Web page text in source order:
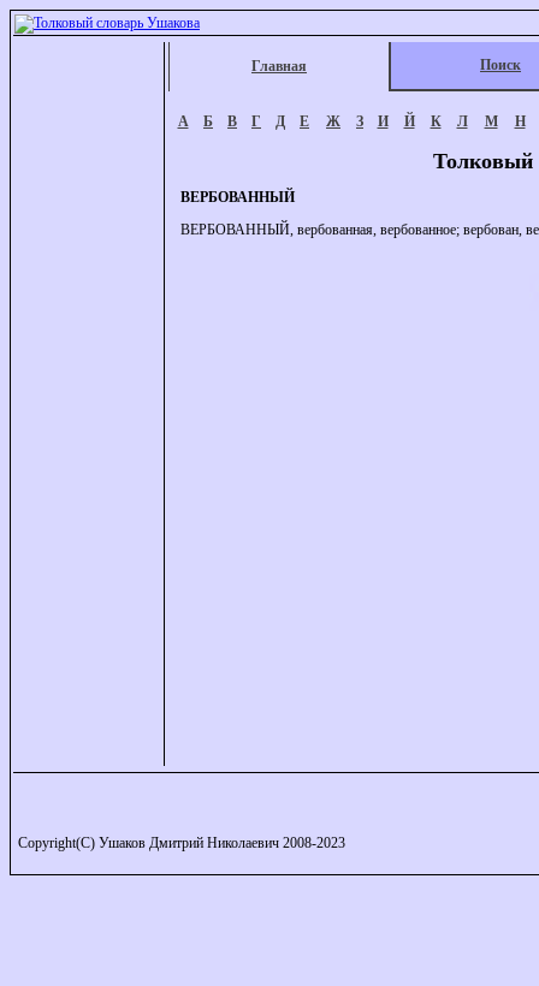
Главная Поиск
А Б В Г Д Е Ж З И Й К Л М Н
Толковый
ВЕРБОВАННЫЙ
ВЕРБОВАННЫЙ, вербованная, вербованное; вербован,
Copyright(C) Ушаков Дмитрий Николаевич 2008-2023